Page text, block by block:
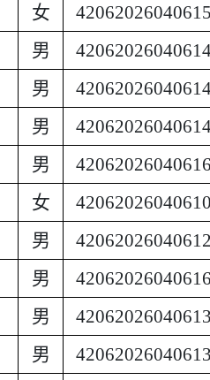
女
男
男
男
男
女
男
男
男
男